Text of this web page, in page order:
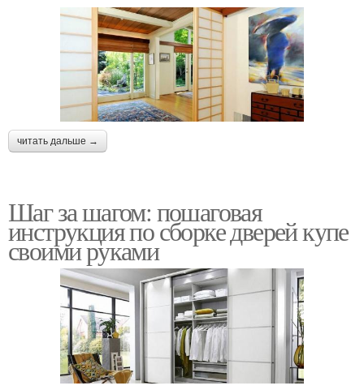
читать дальше →
Шаг за шагом: пошаговая
инструкция по сборке дверей купе
своими руками